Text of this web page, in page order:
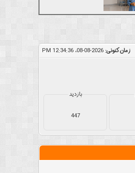
زمان کنونی: 2026-08-08، 12:34:36 PM
بازدید
447